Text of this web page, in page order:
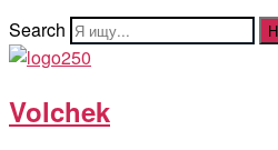
Search
Volchek